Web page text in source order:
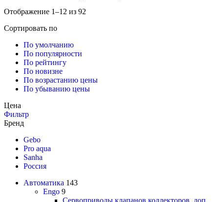
Отображение 1–12 из 92
Сортировать по
По умолчанию
По популярности
По рейтингу
По новизне
По возрастанию цены
По убыванию цены
Цена
Фильтр
Бренд
Gebo
Pro aqua
Sanha
Россия
Автоматика 143
Engo 9